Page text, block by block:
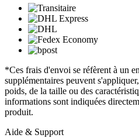
*Ces frais d'envoi se réfèrent à un
supplémentaires peuvent
poids, de la taille ou des
informations sont indiquées
produit.
Aide & Support